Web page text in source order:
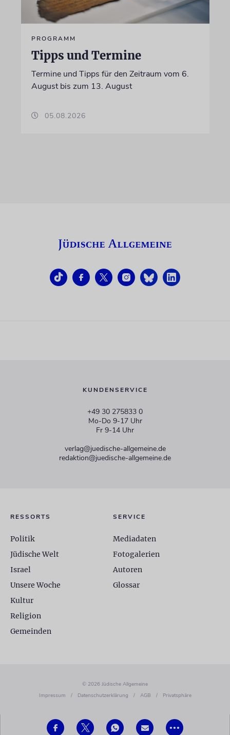
•••
PROGRAMM
Tipps und Termine
Termine und Tipps für den Zeitraum vom 6.
August bis zum 13. August
05.08.2026
KUNDENSERVICE
+49 30 275833 0
Mo-Do 9-17 Uhr
Fr 9-14 Uhr
verlag@juedische-allgemeine.de
redaktion@juedische-allgemeine.de
RESSORTS
Politik
Jüdische Welt
Israel
Unsere Woche
Kultur
Religion
Gemeinden
SERVICE
Mediadaten
Fotogalerien
Autoren
Glossar
© 2026 Jüdische Allgemeine
Impressum
/ Datenschutzerklärung / AGB / Privatsphäre